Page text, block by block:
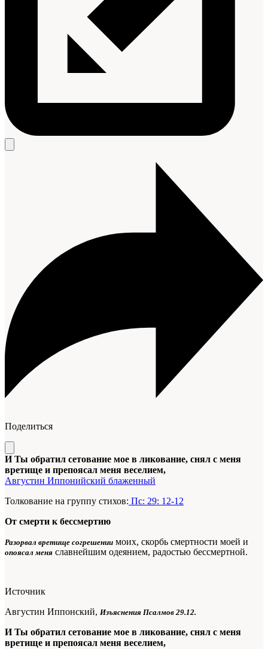
Поделиться
И Ты обратил сетование мое в ликование, снял с меня
вретище и препоясал меня веселием,
Августин Иппонийский блаженный
Толкование на группу стихов: Пс: 29: 12-12
От смерти к бессмертию
Разорвал вретище согрешении моих, скорбь смертности моей и
опоясал меня славнейшим одеянием, радостью бессмертной.
Источник
Августин Иппонский, Изъяснения Псалмов 29.12.
И Ты обратил сетование мое в ликование, снял с меня
вретище и препоясал меня веселием,